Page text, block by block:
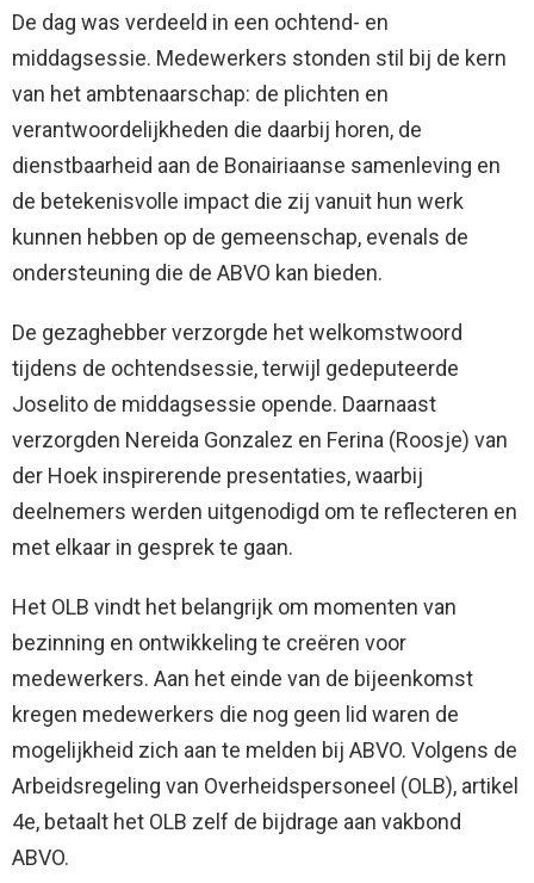
De dag was verdeeld in een ochtend- en
middagsessie. Medewerkers stonden stil bij de kern
van het ambtenaarschap: de plichten en
verantwoordelijkheden die daarbij horen, de
dienstbaarheid aan de Bonairiaanse samenleving en
de betekenisvolle impact die zij vanuit hun werk
kunnen hebben op de gemeenschap, evenals de
ondersteuning die de ABVO kan bieden.
De gezaghebber verzorgde het welkomstwoord
tijdens de ochtendsessie, terwijl gedeputeerde
Joselito de middagsessie opende. Daarnaast
verzorgden Nereida Gonzalez en Ferina (Roosje) van
der Hoek inspirerende presentaties, waarbij
deelnemers werden uitgenodigd om te reflecteren en
met elkaar in gesprek te gaan.
Het OLB vindt het belangrijk om momenten van
bezinning en ontwikkeling te creëren voor
medewerkers. Aan het einde van de bijeenkomst
kregen medewerkers die nog geen lid waren de
mogelijkheid zich aan te melden bij ABVO. Volgens de
Arbeidsregeling van Overheidspersoneel (OLB), artikel
4e, betaalt het OLB zelf de bijdrage aan vakbond
ABVO.